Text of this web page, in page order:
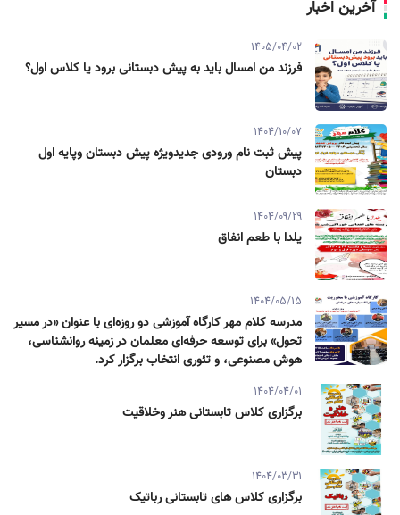
آخرین اخبار
1405/04/02
فرزند من امسال باید به پیش دبستانی برود یا کلاس اول؟
1404/10/07
پیش ثبت نام ورودی جدیدویژه پیش دبستان وپایه اول
دبستان
1404/09/29
یلدا با طعم انفاق
1404/05/15
مدرسه کلام مهر کارگاه آموزشی دو روزه‌ای با عنوان «در مسیر
تحول» برای توسعه حرفه‌ای معلمان در زمینه روانشناسی،
هوش مصنوعی، و تئوری انتخاب برگزار کرد.
1404/04/01
برگزاری کلاس تابستانی هنر وخلاقیت
1404/03/31
برگزاری کلاس های تابستانی رباتیک